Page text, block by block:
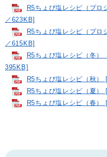
R5ちょび塩レシピ（プ
／623KB]
R5ちょび塩レシピ（プ
／615KB]
R5ちょび塩レシピ（冬）
395KB]
R5ちょび塩レシピ（秋）
R5ちょび塩レシピ（夏）
R5ちょび塩レシピ（春）